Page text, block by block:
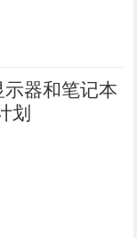
器和笔记本
划